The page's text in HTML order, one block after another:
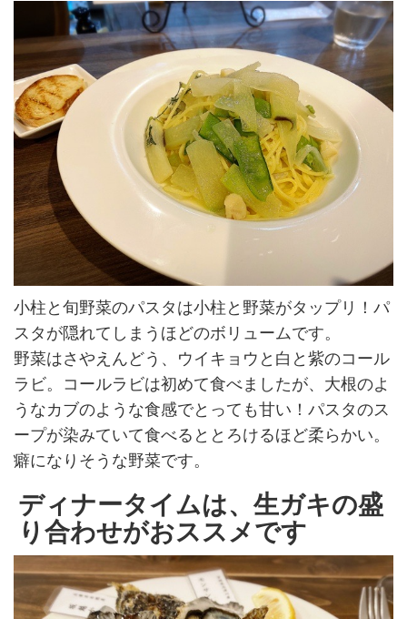
小柱と旬野菜のパスタは小柱と野菜がタップリ！パ
スタが隠れてしまうほどのボリュームです。
野菜はさやえんどう、ウイキョウと白と紫のコール
ラビ。コールラビは初めて食べましたが、大根のよ
うなカブのような食感でとっても甘い！パスタのス
ープが染みていて食べるととろけるほど柔らかい。
癖になりそうな野菜です。
ディナータイムは、生ガキの盛
り合わせがおススメです